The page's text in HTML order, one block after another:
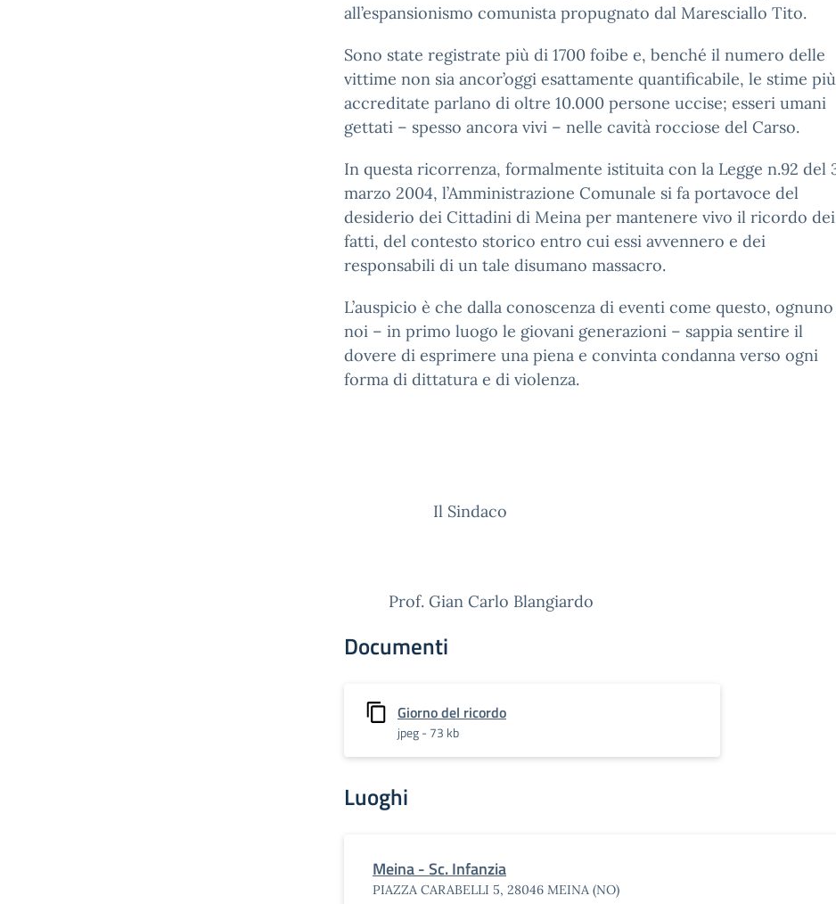
all’espansionismo comunista propugnato dal Maresciallo Tito.
Sono state registrate più di 1700 foibe e, benché il numero delle
vittime non sia ancor’oggi esattamente quantificabile, le stime più
accreditate parlano di oltre 10.000 persone uccise; esseri umani
gettati – spesso ancora vivi – nelle cavità rocciose del Carso.
In questa ricorrenza, formalmente istituita con la Legge n.92 del
marzo 2004, l’Amministrazione Comunale si fa portavoce del
desiderio dei Cittadini di Meina per mantenere vivo il ricordo dei
fatti, del contesto storico entro cui essi avvennero e dei
responsabili di un tale disumano massacro.
L’auspicio è che dalla conoscenza di eventi come questo,
noi – in primo luogo le giovani generazioni – sappia sentire il
dovere di esprimere una piena e convinta condanna verso ogni
forma di dittatura e di violenza.
Il Sindaco
Prof. Gian Carlo Blangiardo
Documenti
Giorno del ricordo
jpeg - 73 kb
Luoghi
Meina - Sc. Infanzia
PIAZZA CARABELLI 5, 28046 MEINA (NO)